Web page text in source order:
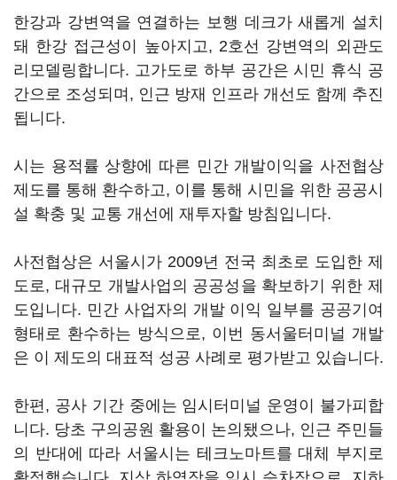
한강과 강변역을 연결하는 보행 데크가 새롭게 설치
돼 한강 접근성이 높아지고, 2호선 강변역의 외관도
리모델링합니다. 고가도로 하부 공간은 시민 휴식 공
간으로 조성되며, 인근 방재 인프라 개선도 함께 추진
됩니다.
시는 용적률 상향에 따른 민간 개발이익을 사전협상
제도를 통해 환수하고, 이를 통해 시민을 위한 공공시
설 확충 및 교통 개선에 재투자할 방침입니다.
사전협상은 서울시가 2009년 전국 최초로 도입한 제
도로, 대규모 개발사업의 공공성을 확보하기 위한 제
도입니다. 민간 사업자의 개발 이익 일부를 공공기여
형태로 환수하는 방식으로, 이번 동서울터미널 개발
은 이 제도의 대표적 성공 사례로 평가받고 있습니다.
한편, 공사 기간 중에는 임시터미널 운영이 불가피합
니다. 당초 구의공원 활용이 논의됐으나, 인근 주민들
의 반대에 따라 서울시는 테크노마트를 대체 부지로